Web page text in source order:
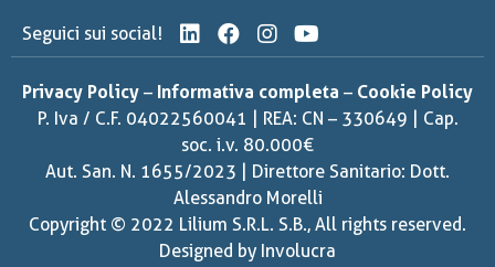
Seguici sui social!
Privacy Policy – Informativa completa – Cookie Policy
P. Iva / C.F. 04022560041 | REA: CN – 330649 | Cap.
soc. i.v. 80.000€
Aut. San. N. 1655/2023 | Direttore Sanitario: Dott.
Alessandro Morelli
Copyright © 2022 Lilium S.R.L. S.B., All rights reserved.
Designed by Involucra